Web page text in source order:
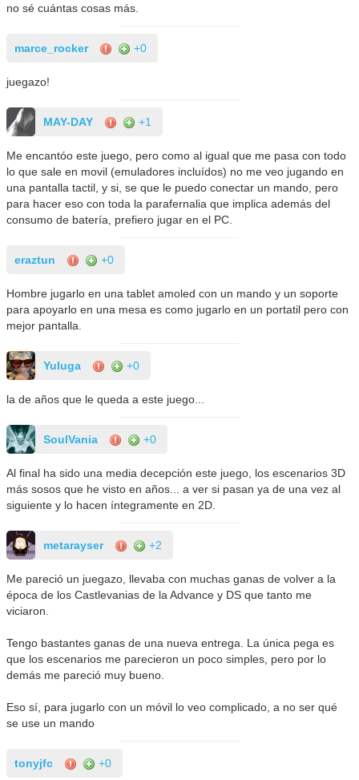
no sé cuántas cosas más.
marce_rocker +0
juegazo!
MAY-DAY +1
Me encantóo este juego, pero como al igual que me pasa con todo
lo que sale en movil (emuladores incluídos) no me veo jugando en
una pantalla tactil, y si, se que le puedo conectar un mando, pero
para hacer eso con toda la parafernalia que implica además del
consumo de batería, prefiero jugar en el PC.
eraztun +0
Hombre jugarlo en una tablet amoled con un mando y un soporte
para apoyarlo en una mesa es como jugarlo en un portatil pero con
mejor pantalla.
Yuluga +0
la de años que le queda a este juego...
SoulVania +0
Al final ha sido una media decepción este juego, los escenarios 3D
más sosos que he visto en años... a ver si pasan ya de una vez al
siguiente y lo hacen íntegramente en 2D.
metarayser +2
Me pareció un juegazo, llevaba con muchas ganas de volver a la
época de los Castlevanias de la Advance y DS que tanto me
viciaron.
Tengo bastantes ganas de una nueva entrega. La única pega es
que los escenarios me parecieron un poco simples, pero por lo
demás me pareció muy bueno.
Eso sí, para jugarlo con un móvil lo veo complicado, a no ser qué
se use un mando
tonyjfc +0